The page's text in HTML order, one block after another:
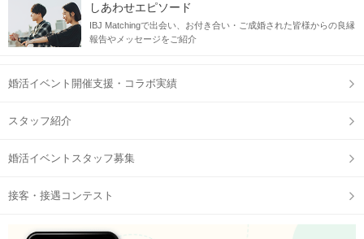
しあわせエピソード
IBJ Matchingで出会い、お付き合い・ご成婚された皆様からの良縁
報告やメッセージをご紹介
婚活イベント開催支援・コラボ実績
スタッフ紹介
婚活イベントスタッフ募集
接客・接遇コンテスト